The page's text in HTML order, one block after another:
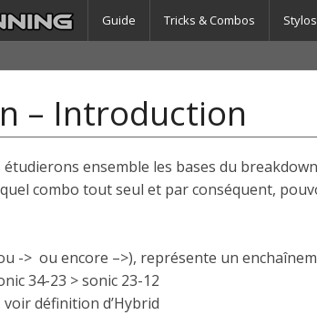
Guide Tricks & Combos
– Introduction
ensemble les bases du
combo tout seul et par conséquent,
-> ou encore –>), représente un
34-23 > sonic 23-12
voir définition d’Hybrid